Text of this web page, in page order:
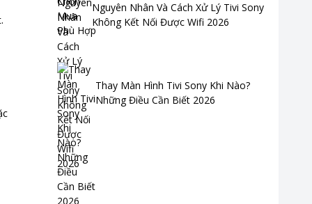
Nguyên Nhân Và Cách Xử Lý Tivi Sony
Không Kết Nối Được Wifi 2026
Thay Màn Hình Tivi Sony Khi Nào?
Những Điều Cần Biết 2026